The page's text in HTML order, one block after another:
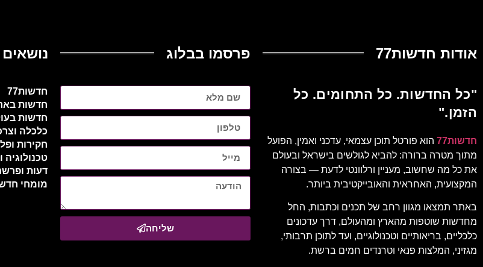
אודות חדשות77
"כל החדשות. כל התחומים. כל
הזמן."
חדשות77
הוא פורטל תוכן עצמאי, עדכני ואמין, הפועל
מתוך מטרה ברורה: להביא לגולשים בישראל ובעולם
את כל מה שחשוב, מעניין ורלוונטי לדעת — בצורה
המקצועית, האחראית והאובייקטיבית ביותר.
באתר תמצאו מגוון רחב של תכנים וכתבות, החל
מחדשות שוטפות מהארץ ומהעולם, דרך עדכונים
כלכליים, בריאותיים וטכנולוגיים, ועד לתוכן תרבותי,
מגזיני, המלצות פנאי וטרנדים חמים ברשת.
פרסמו בבלוג
שליחה
חדשות77
חדשות
חדשות
כלכלה
חקירות
טכנולוגיה
דעות
מומחי